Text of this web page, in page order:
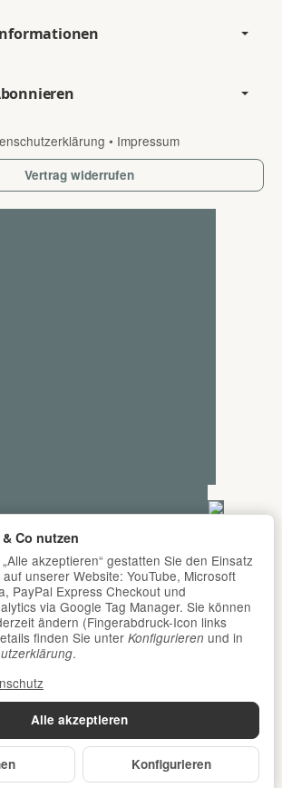
• Impressum
Vertrag widerrufen
inkl. gesetzlicher USt., zzgl.Versand
© DER Babyladen Erlangen
Alle akzeptieren
Konfigurieren
Co nutzen
akzeptieren“ gestatten Sie den Einsatz
unserer Website: YouTube, Microsoft
PayPal Express Checkout und
via Google Tag Manager. Sie können
ändern (Fingerabdruck-Icon links
finden Sie unter Konfigurieren und in
.